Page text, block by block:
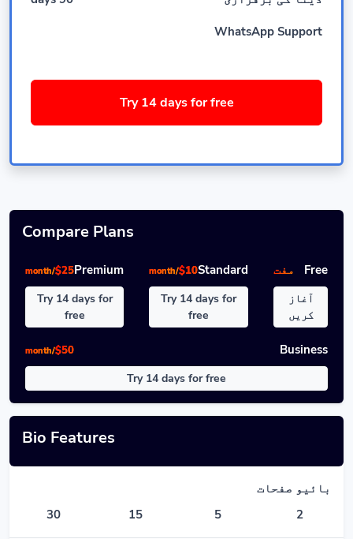
WhatsApp Support
Try 14 days for free
Compare Plans
Free مفت
آغاز
کریں
Standard
$10
/month
Try 14 days for
free
Premium
$25
/month
Try 14 days for
free
Business
$50
/month
Try 14 days for free
Bio Features
بائیو صفحات
2
5
15
30